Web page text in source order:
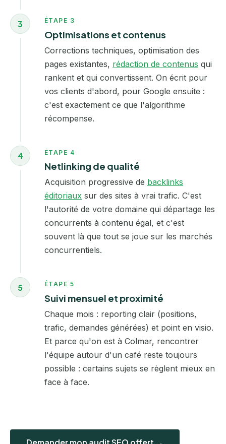
3 ÉTAPE 3
Optimisations et contenus
Corrections techniques, optimisation des
pages existantes, rédaction de contenus qui
rankent et qui convertissent. On écrit pour
vos clients d'abord, pour Google ensuite :
c'est exactement ce que l'algorithme
récompense.
4 ÉTAPE 4
Netlinking de qualité
Acquisition progressive de backlinks
éditoriaux sur des sites à vrai trafic. C'est
l'autorité de votre domaine qui départage les
concurrents à contenu égal, et c'est
souvent là que tout se joue sur les marchés
concurrentiels.
5 ÉTAPE 5
Suivi mensuel et proximité
Chaque mois : reporting clair (positions,
trafic, demandes générées) et point en visio.
Et parce qu'on est à Colmar, rencontrer
l'équipe autour d'un café reste toujours
possible : certains sujets se règlent mieux en
face à face.